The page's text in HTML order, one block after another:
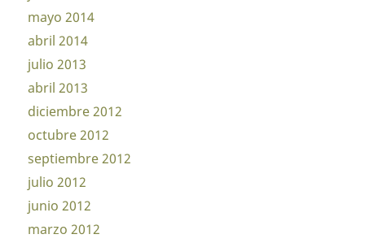
mayo 2014
abril 2014
julio 2013
abril 2013
diciembre 2012
octubre 2012
septiembre 2012
julio 2012
junio 2012
marzo 2012